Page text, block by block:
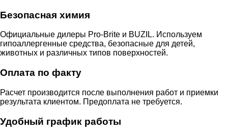
Безопасная химия
Официальные дилеры Pro-Brite и BUZIL. Используем
гипоаллергенные средства, безопасные для детей,
животных и различных типов поверхностей.
Оплата по факту
Расчет производится после выполнения работ и приемки
результата клиентом. Предоплата не требуется.
Удобный график работы